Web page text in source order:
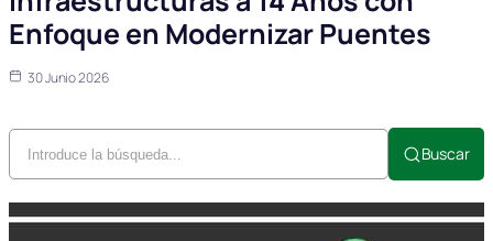
Enfoque en Modernizar Puentes
30 Junio 2026
Buscar